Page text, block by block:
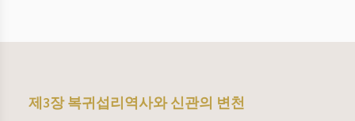
제3장 복귀섭리역사와 신관의 변천